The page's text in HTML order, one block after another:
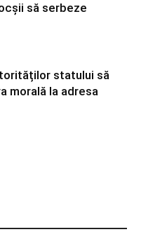
să serbeze
statului să
morală la adresa